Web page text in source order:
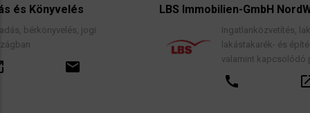
jogi
LBS Immobilien-GmbH NordWest
Ingatlanközvetítés, lakáscélú
lakástakarék- és építési megtakarítási
valamint kapcsolódó pénzügyi
open_in_new